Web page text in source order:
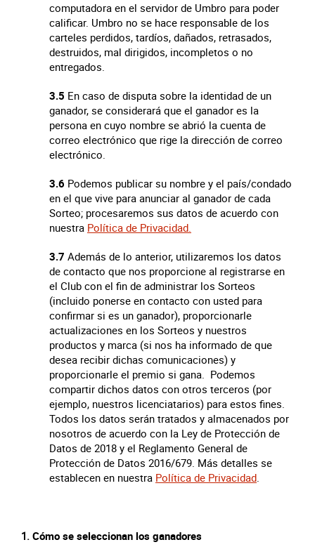
computadora en el servidor de Umbro para poder
calificar. Umbro no se hace responsable de los
carteles perdidos, tardíos, dañados, retrasados,
destruidos, mal dirigidos, incompletos o no
entregados.
3.5 En caso de disputa sobre la identidad de un
ganador, se considerará que el ganador es la
persona en cuyo nombre se abrió la cuenta de
correo electrónico que rige la dirección de correo
electrónico.
3.6 Podemos publicar su nombre y el país/condado
en el que vive para anunciar al ganador de cada
Sorteo; procesaremos sus datos de acuerdo con
nuestra Política de Privacidad.
3.7 Además de lo anterior, utilizaremos los datos
de contacto que nos proporcione al registrarse en
el Club con el fin de administrar los Sorteos
(incluido ponerse en contacto con usted para
confirmar si es un ganador), proporcionarle
actualizaciones en los Sorteos y nuestros
productos y marca (si nos ha informado de que
desea recibir dichas comunicaciones) y
proporcionarle el premio si gana. Podemos
compartir dichos datos con otros terceros (por
ejemplo, nuestros licenciatarios) para estos fines.
Todos los datos serán tratados y almacenados por
nosotros de acuerdo con la Ley de Protección de
Datos de 2018 y el Reglamento General de
Protección de Datos 2016/679. Más detalles se
establecen en nuestra Política de Privacidad.
Cómo se seleccionan los ganadores